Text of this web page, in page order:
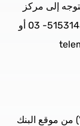
إلى مركز
وحدة دعم الزبائن المحوسبة على هاتف رقم 5153145- 03 أو
من موقع البنك